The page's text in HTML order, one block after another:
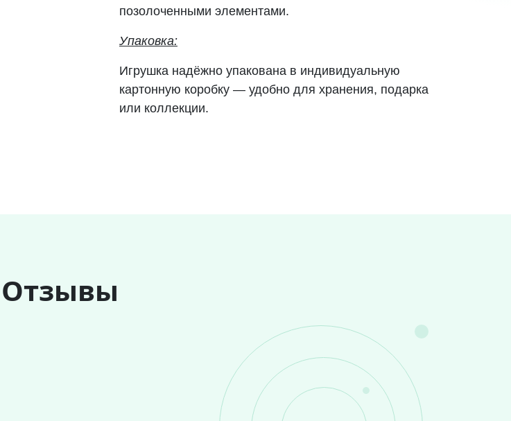
позолоченными элементами.
Упаковка:
Игрушка надёжно упакована в индивидуальную
картонную коробку — удобно для хранения, подарка
или коллекции.
Отзывы